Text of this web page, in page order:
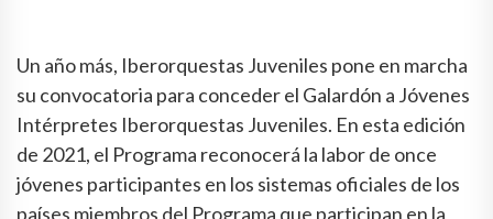
Un año más, Iberorquestas Juveniles pone en marcha
su convocatoria para conceder el Galardón a Jóvenes
Intérpretes Iberorquestas Juveniles. En esta edición
de 2021, el Programa reconocerá la labor de once
jóvenes participantes en los sistemas oficiales de los
países miembros del Programa que participan en la